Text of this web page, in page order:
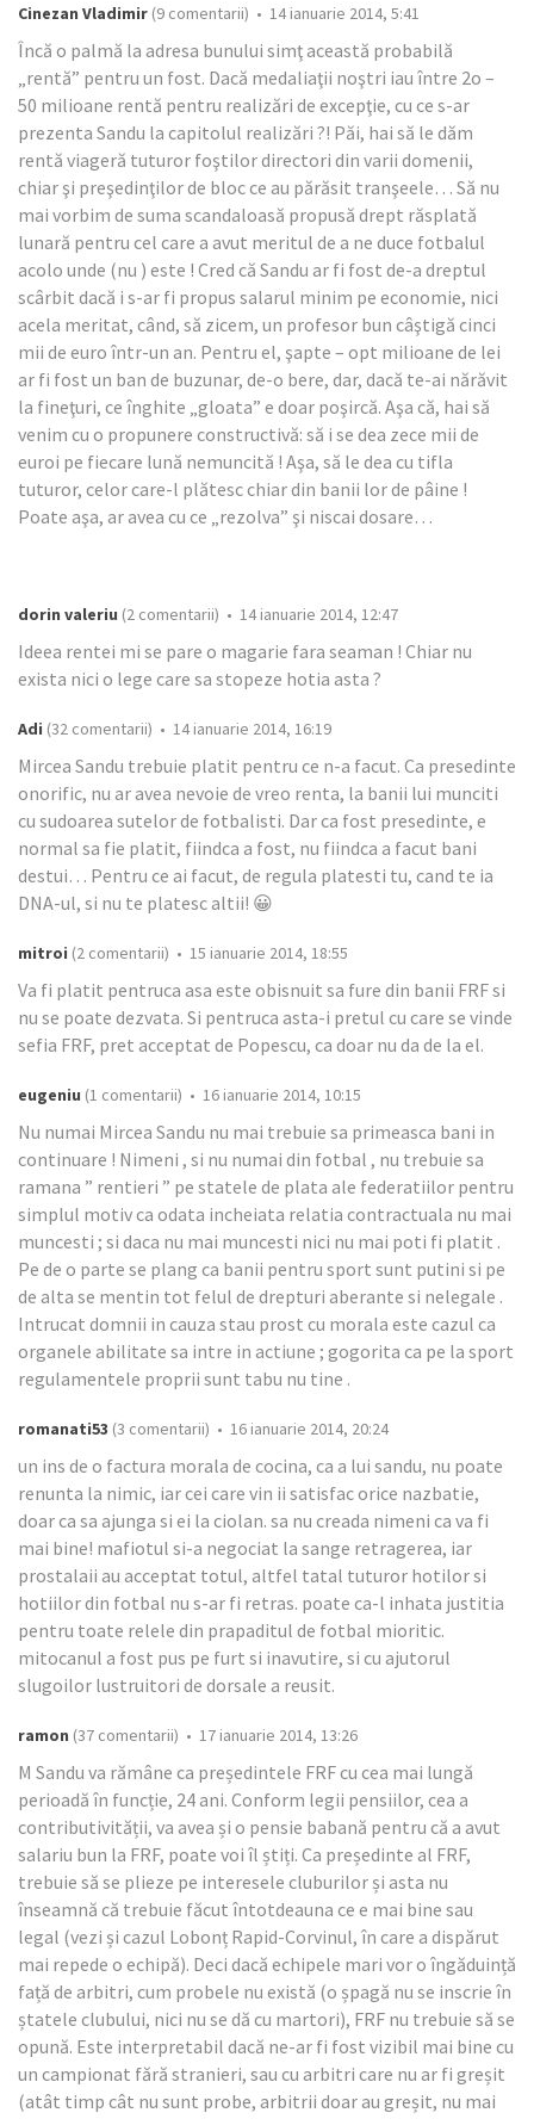
Cinezan Vladimir (9 comentarii) • 14 ianuarie 2014, 5:41
Încă o palmă la adresa bunului simţ această probabilă
„rentă” pentru un fost. Dacă medaliaţii noştri iau între 2o –
50 milioane rentă pentru realizări de excepţie, cu ce s-ar
prezenta Sandu la capitolul realizări ?! Păi, hai să le dăm
rentă viageră tuturor foştilor directori din varii domenii,
chiar şi preşedinţilor de bloc ce au părăsit tranşeele… Să nu
mai vorbim de suma scandaloasă propusă drept răsplată
lunară pentru cel care a avut meritul de a ne duce fotbalul
acolo unde (nu ) este ! Cred că Sandu ar fi fost de-a dreptul
scârbit dacă i s-ar fi propus salarul minim pe economie, nici
acela meritat, când, să zicem, un profesor bun câştigă cinci
mii de euro într-un an. Pentru el, şapte – opt milioane de lei
ar fi fost un ban de buzunar, de-o bere, dar, dacă te-ai nărăvit
la fineţuri, ce înghite „gloata” e doar poşircă. Aşa că, hai să
venim cu o propunere constructivă: să i se dea zece mii de
euroi pe fiecare lună nemuncită ! Aşa, să le dea cu tifla
tuturor, celor care-l plătesc chiar din banii lor de pâine !
Poate aşa, ar avea cu ce „rezolva” şi niscai dosare…
dorin valeriu (2 comentarii) • 14 ianuarie 2014, 12:47
Ideea rentei mi se pare o magarie fara seaman ! Chiar nu
exista nici o lege care sa stopeze hotia asta ?
Adi (32 comentarii) • 14 ianuarie 2014, 16:19
Mircea Sandu trebuie platit pentru ce n-a facut. Ca presedinte
onorific, nu ar avea nevoie de vreo renta, la banii lui munciti
cu sudoarea sutelor de fotbalisti. Dar ca fost presedinte, e
normal sa fie platit, fiindca a fost, nu fiindca a facut bani
destui… Pentru ce ai facut, de regula platesti tu, cand te ia
DNA-ul, si nu te platesc altii! 😀
mitroi (2 comentarii) • 15 ianuarie 2014, 18:55
Va fi platit pentruca asa este obisnuit sa fure din banii FRF si
nu se poate dezvata. Si pentruca asta-i pretul cu care se vinde
sefia FRF, pret acceptat de Popescu, ca doar nu da de la el.
eugeniu (1 comentarii) • 16 ianuarie 2014, 10:15
Nu numai Mircea Sandu nu mai trebuie sa primeasca bani in
continuare ! Nimeni , si nu numai din fotbal , nu trebuie sa
ramana ” rentieri ” pe statele de plata ale federatiilor pentru
simplul motiv ca odata incheiata relatia contractuala nu mai
muncesti ; si daca nu mai muncesti nici nu mai poti fi platit .
Pe de o parte se plang ca banii pentru sport sunt putini si pe
de alta se mentin tot felul de drepturi aberante si nelegale .
Intrucat domnii in cauza stau prost cu morala este cazul ca
organele abilitate sa intre in actiune ; gogorita ca pe la sport
regulamentele proprii sunt tabu nu tine .
romanati53 (3 comentarii) • 16 ianuarie 2014, 20:24
un ins de o factura morala de cocina, ca a lui sandu, nu poate
renunta la nimic, iar cei care vin ii satisfac orice nazbatie,
doar ca sa ajunga si ei la ciolan. sa nu creada nimeni ca va fi
mai bine! mafiotul si-a negociat la sange retragerea, iar
prostalaii au acceptat totul, altfel tatal tuturor hotilor si
hotiilor din fotbal nu s-ar fi retras. poate ca-l inhata justitia
pentru toate relele din prapaditul de fotbal mioritic.
mitocanul a fost pus pe furt si inavutire, si cu ajutorul
slugoilor lustruitori de dorsale a reusit.
ramon (37 comentarii) • 17 ianuarie 2014, 13:26
M Sandu va rămâne ca președintele FRF cu cea mai lungă
perioadă în funcție, 24 ani. Conform legii pensiilor, cea a
contributivității, va avea și o pensie babană pentru că a avut
salariu bun la FRF, poate voi îl știți. Ca președinte al FRF,
trebuie să se plieze pe interesele cluburilor și asta nu
înseamnă că trebuie făcut întotdeauna ce e mai bine sau
legal (vezi și cazul Lobonț Rapid-Corvinul, în care a dispărut
mai repede o echipă). Deci dacă echipele mari vor o îngăduință
față de arbitri, cum probele nu există (o șpagă nu se inscrie în
ștatele clubului, nici nu se dă cu martori), FRF nu trebuie să se
opună. Este interpretabil dacă ne-ar fi fost vizibil mai bine cu
un campionat fără stranieri, sau cu arbitri care nu ar fi greșit
(atât timp cât nu sunt probe, arbitrii doar au greșit, nu mai